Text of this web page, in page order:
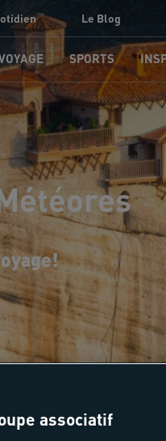
Le Blog
SPORTS
Paris Aéroport
associatif